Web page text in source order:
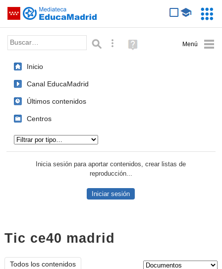
Saltar navegación
Palabra o frase: Búsqueda avanzada
Ayuda
(en
Inicio
Canal EducaMadrid
Últimos contenidos
Centros
Inicia sesión para aportar contenidos, crear listas de
reproducción...
Iniciar sesión
Tic ce40 madrid
Todos los contenidos